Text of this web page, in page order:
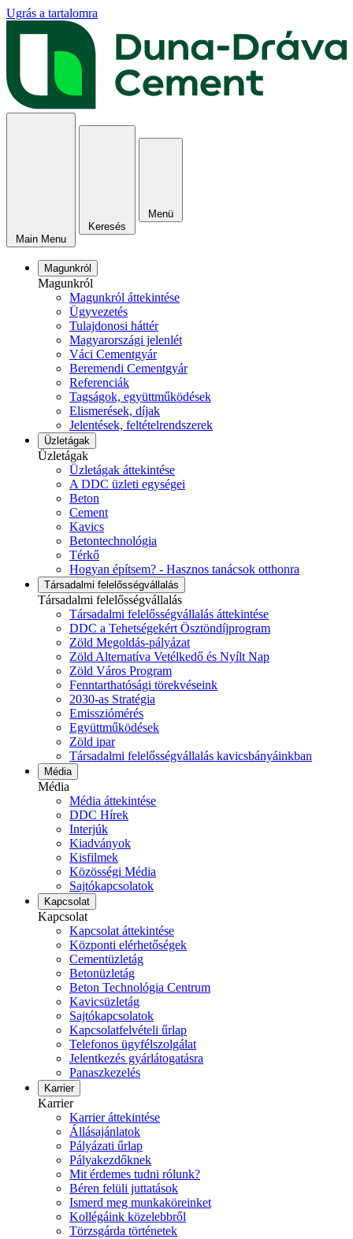
Ugrás a tartalomra
Main Menu
Keresés
Menü
Magunkról
Magunkról
Magunkról áttekintése
Ügyvezetés
Tulajdonosi háttér
Magyarországi jelenlét
Váci Cementgyár
Beremendi Cementgyár
Referenciák
Tagságok, együttműködések
Elismerések, díjak
Jelentések, feltételrendszerek
Üzletágak
Üzletágak
Üzletágak áttekintése
A DDC üzleti egységei
Beton
Cement
Kavics
Betontechnológia
Térkő
Hogyan építsem? - Hasznos tanácsok otthonra
Társadalmi felelősségvállalás
Társadalmi felelősségvállalás
Társadalmi felelősségvállalás áttekintése
DDC a Tehetségekért Ösztöndíjprogram
Zöld Megoldás-pályázat
Zöld Alternatíva Vetélkedő és Nyílt Nap
Zöld Város Program
Fenntarthatósági törekvéseink
2030-as Stratégia
Emissziómérés
Együttműködések
Zöld ipar
Társadalmi felelősségvállalás kavicsbányáinkban
Média
Média
Média áttekintése
DDC Hírek
Interjúk
Kiadványok
Kisfilmek
Közösségi Média
Sajtókapcsolatok
Kapcsolat
Kapcsolat
Kapcsolat áttekintése
Központi elérhetőségek
Cementüzletág
Betonüzletág
Beton Technológia Centrum
Kavicsüzletág
Sajtókapcsolatok
Kapcsolatfelvételi űrlap
Telefonos ügyfélszolgálat
Jelentkezés gyárlátogatásra
Panaszkezelés
Karrier
Karrier
Karrier áttekintése
Állásajánlatok
Pályázati űrlap
Pályakezdőknek
Mit érdemes tudni rólunk?
Béren felüli juttatások
Ismerd meg munkaköreinket
Kollégáink közelebbről
Törzsgárda történetek